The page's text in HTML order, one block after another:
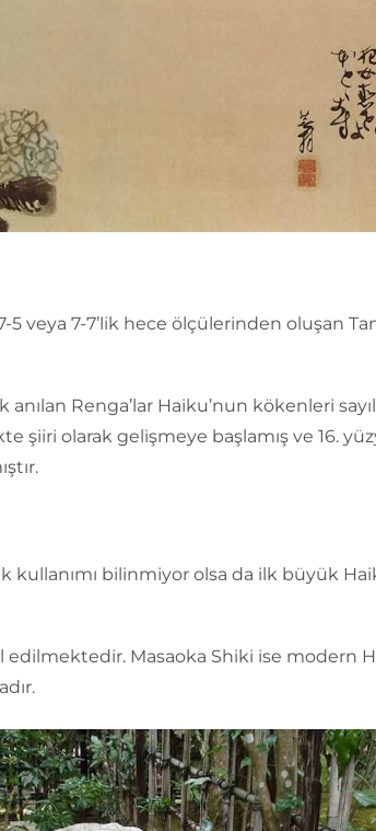
5 veya 7-7’lik hece ölçülerinden oluşan
anılan Renga’lar Haiku’nun kökenleri
şiiri olarak gelişmeye başlamış ve 16.
kullanımı bilinmiyor olsa da ilk büyük
edilmektedir. Masaoka Shiki ise modern